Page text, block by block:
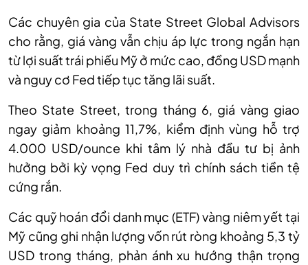
Các chuyên gia của State Street Global Advisors
cho rằng, giá vàng vẫn chịu áp lực trong ngắn hạn
từ lợi suất trái phiếu Mỹ ở mức cao, đồng USD mạnh
và nguy cơ Fed tiếp tục tăng lãi suất.
Theo State Street, trong tháng 6, giá vàng giao
ngay giảm khoảng 11,7%, kiểm định vùng hỗ trợ
4.000 USD/ounce khi tâm lý nhà đầu tư bị ảnh
hưởng bởi kỳ vọng Fed duy trì chính sách tiền tệ
cứng rắn.
Các quỹ hoán đổi danh mục (ETF) vàng niêm yết tại
Mỹ cũng ghi nhận lượng vốn rút ròng khoảng 5,3 tỷ
USD trong tháng, phản ánh xu hướng thận trọng